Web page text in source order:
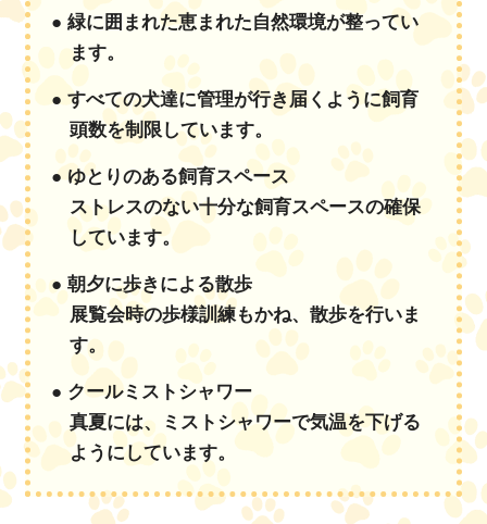
● 緑に囲まれた恵まれた自然環境が整ってい
ます。
● すべての犬達に管理が行き届くように飼育
頭数を制限しています。
● ゆとりのある飼育スペース
ストレスのない十分な飼育スペースの確保
しています。
● 朝夕に歩きによる散歩
展覧会時の歩様訓練もかね、散歩を行いま
す。
● クールミストシャワー
真夏には、ミストシャワーで気温を下げる
ようにしています。